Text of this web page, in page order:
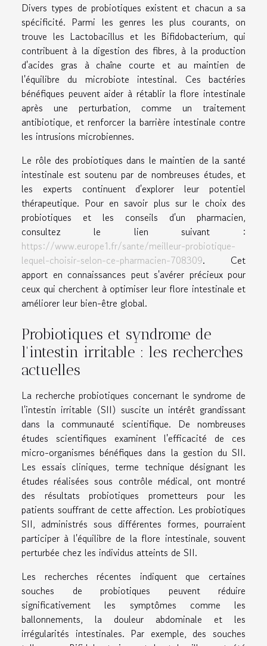
Divers types de probiotiques existent et chacun a sa
spécificité. Parmi les genres les plus courants, on
trouve les Lactobacillus et les Bifidobacterium, qui
contribuent à la digestion des fibres, à la production
d'acides gras à chaîne courte et au maintien de
l'équilibre du microbiote intestinal. Ces bactéries
bénéfiques peuvent aider à rétablir la flore intestinale
après une perturbation, comme un traitement
antibiotique, et renforcer la barrière intestinale contre
les intrusions microbiennes.
Le rôle des probiotiques dans le maintien de la santé
intestinale est soutenu par de nombreuses études, et
les experts continuent d'explorer leur potentiel
thérapeutique. Pour en savoir plus sur le choix des
probiotiques et les conseils d'un pharmacien,
consultez le lien suivant :
https://www.europe1.fr/sante/meilleur-probiotique-
lequel-choisir-selon-ce-pharmacien-708309. Cet
apport en connaissances peut s'avérer précieux pour
ceux qui cherchent à optimiser leur flore intestinale et
améliorer leur bien-être global.
Probiotiques et syndrome de
l'intestin irritable : les recherches
actuelles
La recherche probiotiques concernant le syndrome de
l'intestin irritable (SII) suscite un intérêt grandissant
dans la communauté scientifique. De nombreuses
études scientifiques examinent l'efficacité de ces
micro-organismes bénéfiques dans la gestion du SII.
Les essais cliniques, terme technique désignant les
études réalisées sous contrôle médical, ont montré
des résultats probiotiques prometteurs pour les
patients souffrant de cette affection. Les probiotiques
SII, administrés sous différentes formes, pourraient
participer à l'équilibre de la flore intestinale, souvent
perturbée chez les individus atteints de SII.
Les recherches récentes indiquent que certaines
souches de probiotiques peuvent réduire
significativement les symptômes comme les
ballonnements, la douleur abdominale et les
irrégularités intestinales. Par exemple, des souches